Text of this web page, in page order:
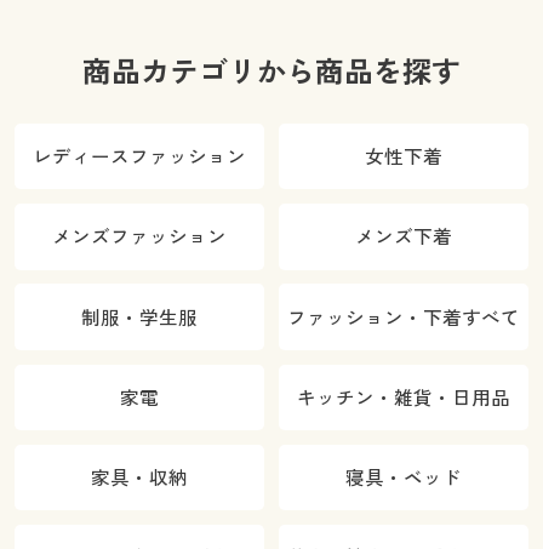
商品カテゴリから商品を探す
レディースファッション 女性下着
メンズファッション メンズ下着
制服・学生服 ファッション・下着すべて
家電 キッチン・雑貨・日用品
家具・収納 寝具・ベッド